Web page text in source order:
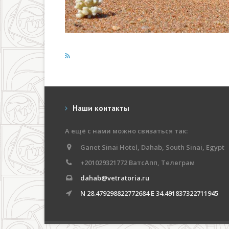
Наши контакты
А ещё с нами можно связаться так:
Ganet Sinai Hotel, Dahab, South Sinai, Egypt
+201029321772 ВатсАпп, Телеграм
dahab@vetratoria.ru
N 28.479298822772684 E 34.491837322711945